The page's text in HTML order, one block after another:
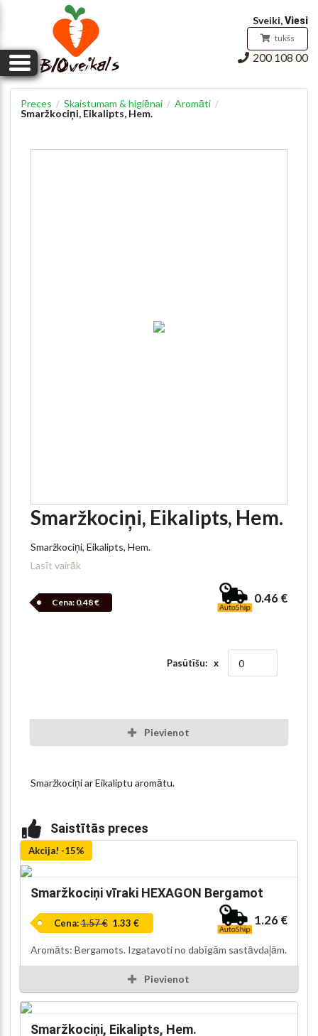
Sveiki,Viesi
Pirkumu grozs
tukšs
200 108 00
Preces / Skaistumam & higiēnai / Aromāti /
Smaržkociņi, Eikalipts, Hem.
Smaržkociņi, Eikalipts, Hem.
Smaržkociņi, Eikalipts, Hem.
Lasīt vairāk
Cena: 0.48 € 0.46 €
Pasūtīšu: x
Pievienot
Smaržkociņi ar Eikaliptu aromātu.
Saistītās preces
Akcija! -15%
Smaržkociņi vīraki HEXAGON Bergamot
Cena:1.57 € 1.33 € 1.26 €
Aromāts: Bergamots. Izgatavoti no dabīgām sastāvdaļām.
Pievienot
Smaržkociņi, Eikalipts, Hem.